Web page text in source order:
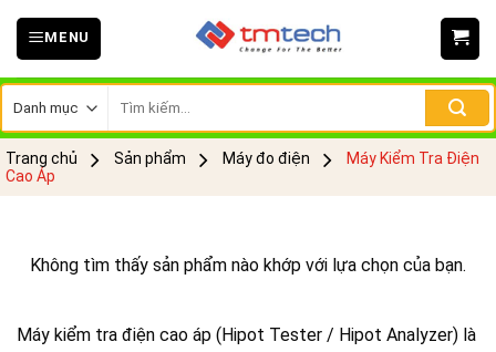
Skip
MENU
kiếm:
Trang chủ Sản phẩm Máy đo điện
Máy Kiểm Tra Điện
Cao Áp
Máy kiểm tra điện cao áp (Hipot Tester / Hipot Analyzer) là
Không tìm thấy sản phẩm nào khớp với lựa chọn của bạn.